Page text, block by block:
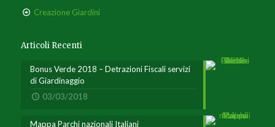
Creazione Giardini
Articoli Recenti
Bonus Verde 2018 – Detrazioni Fiscali servizi
di Giardinaggio
03/03/2018
Mappa Parchi nazionali Italiani